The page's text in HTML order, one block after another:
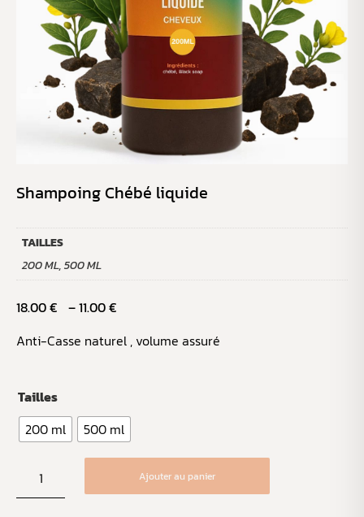
Shampoing Chébé liquide
TAILLES
200 ML, 500 ML
11.00€
–
18.00€
Anti-Casse naturel , volume assuré
Tailles
200 ml
500 ml
Ajouter au panier